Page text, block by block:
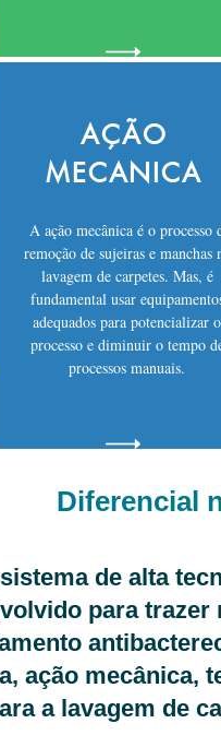
AÇÃO
MECANICA
A ação mecânica é o processo
remoção de sujeiras e manchas
lavagem de carpetes. Mas, é
fundamental usar
adequados para potencializar o
processo e diminuir o tempo
processos manuais.
Diferencial
de alta
para
ação mecânica,
a lavagem de